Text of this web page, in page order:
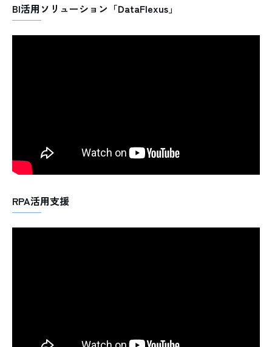
BI活用ソリューション「DataFlexus」
RPA活用支援